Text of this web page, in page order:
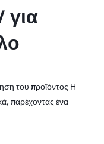
του προϊόντος Η
παρέχοντας ένα